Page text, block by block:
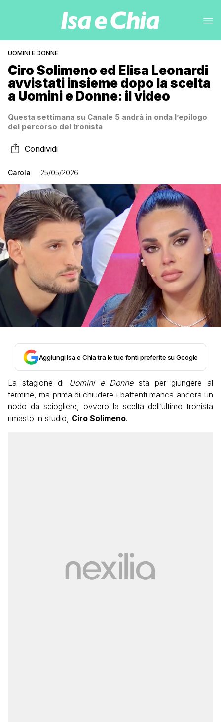
UOMINI E DONNE
Ciro Solimeno ed Elisa Leonardi
avvistati insieme dopo la scelta
a Uomini e Donne: il video
Questa settimana su Canale 5 andrà in onda l’epilogo
del percorso del tronista
Condividi
Carola 25/05/2026
Aggiungi Isa e Chia tra le tue fonti preferite su Google
La stagione di Uomini e Donnesta per giungere al
termine, ma prima di chiudere i battenti manca ancora un
nodo da sciogliere, ovvero la scelta dell’ultimo tronista
rimasto in studio, Ciro Solimeno.